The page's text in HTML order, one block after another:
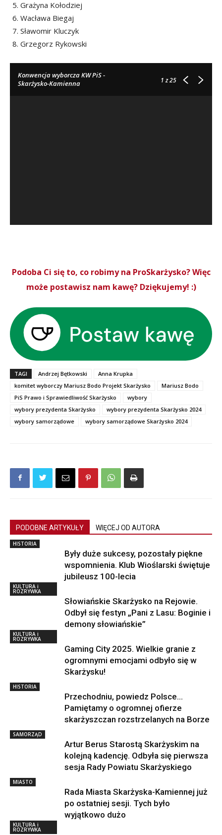
Grażyna Kołodziej
Wacława Biegaj
Sławomir Kluczyk
Grzegorz Rykowski
Konwencja wyborcza KW PiS -
Skarżysko-Kamienna
1z 25
Podoba Ci się to, co robimy na ProSkarżysko? Więc
może postawisz nam kawę? Dziękujemy! :)
TAGI Andrzej Bętkowski
Anna Krupka
komitet wyborczy Mariusz Bodo Projekt Skarżysko
Mariusz Bodo
PiS Prawo i Sprawiedliwość Skarżysko
wybory
wybory prezydenta Skarżysko
wybory prezydenta Skarżysko 2024
wybory samorządowe
wybory samorządowe Skarżysko 2024
PODOBNE ARTYKUŁY WIĘCEJ OD AUTORA
HISTORIA
Były duże sukcesy, pozostały piękne
wspomnienia. Klub Wioślarski świętuje
jubileusz 100-lecia
KULTURA i
ROZRYWKA
Słowiańskie Skarżysko na Rejowie.
Odbył się festyn „Pani z Lasu: Boginie i
demony słowiańskie”
KULTURA i
ROZRYWKA
Gaming City 2025. Wielkie granie z
ogromnymi emocjami odbyło się w
Skarżysku!
HISTORIA
Przechodniu, powiedz Polsce…
Pamiętamy o ogromnej ofierze
skarżyszczan rozstrzelanych na Borze
SAMORZĄD
Artur Berus Starostą Skarżyskim na
kolejną kadencję. Odbyła się pierwsza
sesja Rady Powiatu Skarżyskiego
MIASTO
Rada Miasta Skarżyska-Kamiennej już
po ostatniej sesji. Tych było
wyjątkowo dużo
KULTURA i
ROZRYWKA